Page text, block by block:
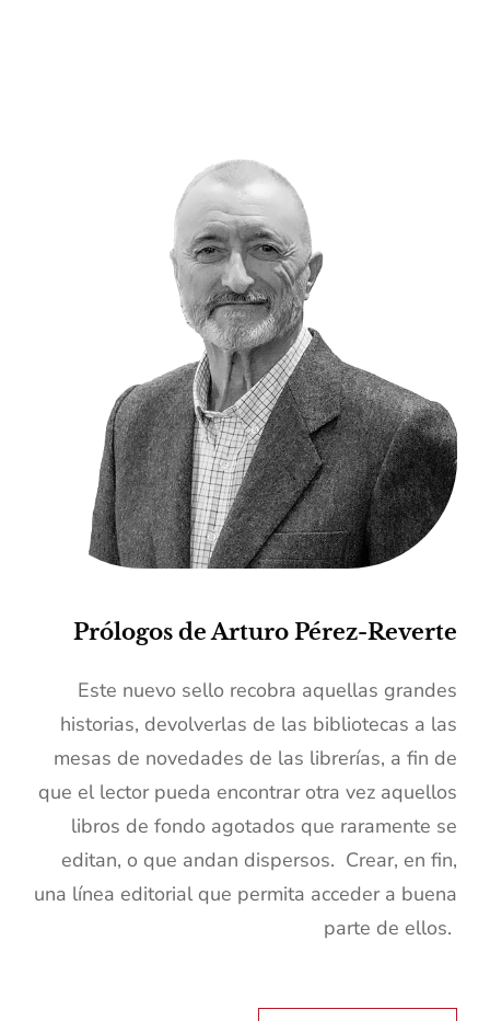
Prólogos de Arturo Pérez-Reverte
Este nuevo sello recobra aquellas grandes
historias, devolverlas de las bibliotecas a las
mesas de novedades de las librerías, a fin de
que el lector pueda encontrar otra vez aquellos
libros de fondo agotados que raramente se
editan, o que andan dispersos. Crear, en fin,
una línea editorial que permita acceder a buena
parte de ellos.